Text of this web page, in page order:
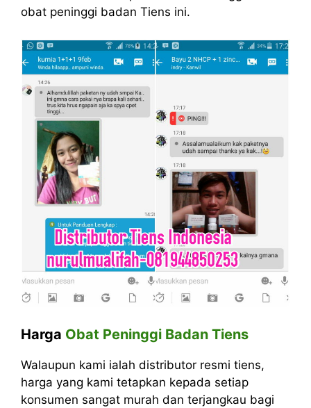
obat peninggi badan Tiens ini.
Harga Obat Peninggi Badan Tiens
Walaupun kami ialah distributor resmi tiens,
harga yang kami tetapkan kepada setiap
konsumen sangat murah dan terjangkau bagi